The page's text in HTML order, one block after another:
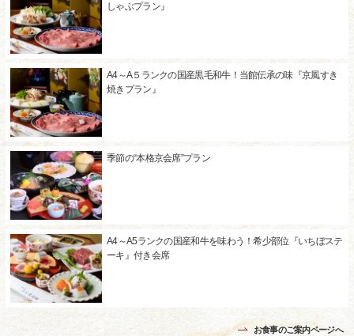
しゃぶプラン』
A4～A５ランクの国産黒毛和牛！当館伝承の味『京風すき
焼きプラン』
季節の“本格京会席”プラン
A4～A5ランクの国産和牛を味わう！希少部位『いちぼステ
ーキ』付き会席
お食事のご案内ページへ